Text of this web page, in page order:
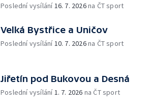
Poslední vysílání16. 7. 2026na ČT sport
Velká Bystřice a Uničov
Poslední vysílání10. 7. 2026na ČT sport
Jiřetín pod Bukovou a Desná
Poslední vysílání1. 7. 2026 na ČT sport